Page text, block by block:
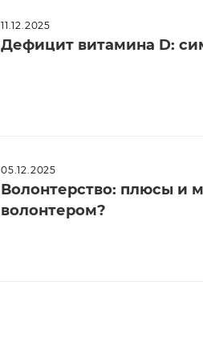
11.12.2025
Дефицит витамина D:
05.12.2025
Волонтерство: плюсы и
волонтером?